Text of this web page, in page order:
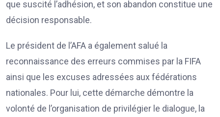
que suscité l’adhésion, et son abandon constitue une
décision responsable.
Le président de l’AFA a également salué la
reconnaissance des erreurs commises par la FIFA
ainsi que les excuses adressées aux fédérations
nationales. Pour lui, cette démarche démontre la
volonté de l’organisation de privilégier le dialogue, la